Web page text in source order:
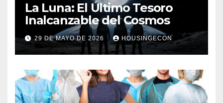
La Luna: El Último Tesoro
Inalcanzable del Cosmos
29 DE MAYO DE 2026 HOUSINGECON